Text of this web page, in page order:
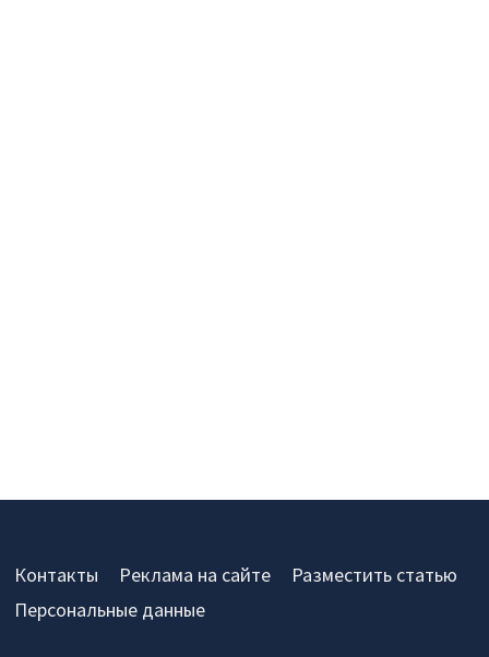
Контакты Реклама на сайте
Разместить статью
Персональные данные